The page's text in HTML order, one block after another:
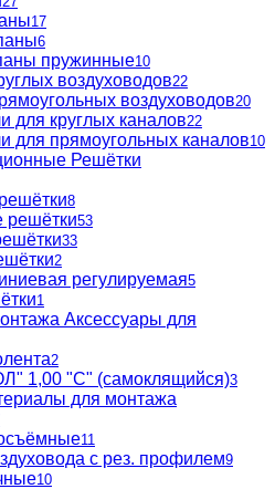
17
6
пружинные10
воздуховодов22
воздуховодов20
для круглых каналов22
для прямоугольных каналов10
Решётки
8
решётки53
33
2
регулируемая5
1
Аксессуары для
2
1,00 "С" (самоклящийся)3
для монтажа
11
с рез. профилем9
10